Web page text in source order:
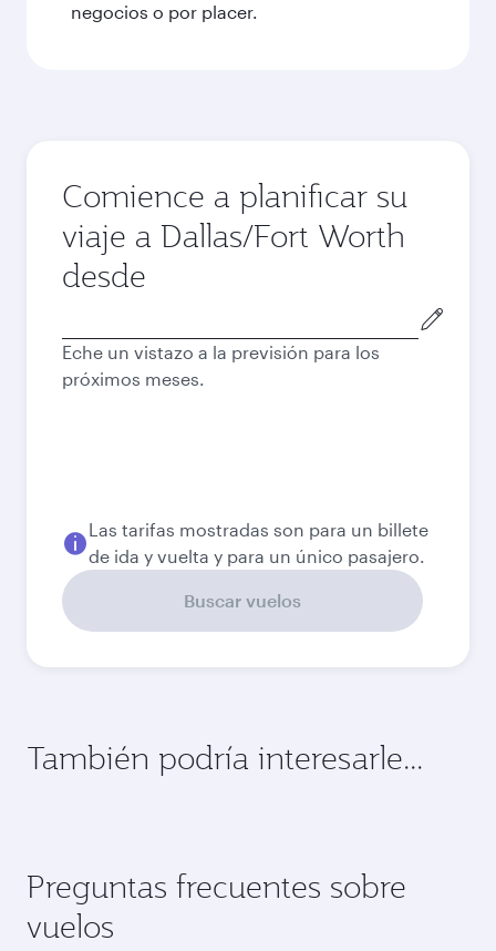
negocios o por placer.
Comience a planificar su
viaje a Dallas/Fort Worth
desde
de
salida
Eche un vistazo a la previsión para los
próximos meses.
Las tarifas mostradas son para un billete
de ida y vuelta y para un único pasajero.
Buscar vuelos
También podría interesarle...
Preguntas frecuentes sobre
vuelos